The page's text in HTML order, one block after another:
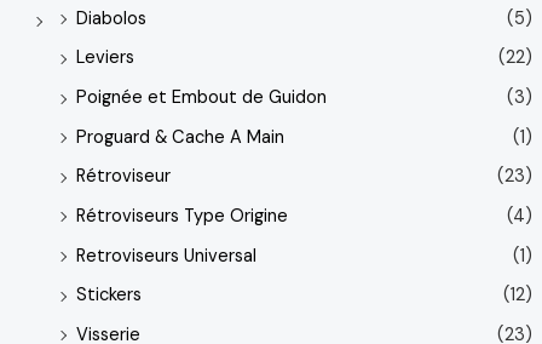
Diabolos
(5)
Leviers
(22)
Poignée et Embout de Guidon
(3)
Proguard & Cache A Main
(1)
Rétroviseur
(23)
Rétroviseurs Type Origine
(4)
Retroviseurs Universal
(1)
Stickers
(12)
Visserie
(23)